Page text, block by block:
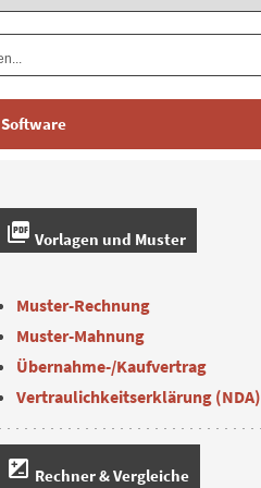
Software
picture_as_pdf Vorlagen und Muster
Muster-Rechnung
Muster-Mahnung
Übernahme-/Kaufvertrag
Vertraulichkeitserklärung (NDA)
iso Rechner & Vergleiche